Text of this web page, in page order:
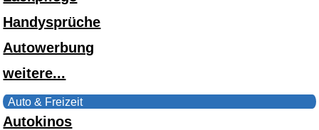
Handysprüche
Autowerbung
weitere...
Auto & Freizeit
Autokinos